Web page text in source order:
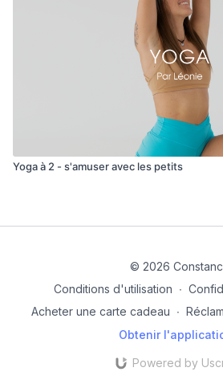
Yoga à 2 - s'amuser avec les petits
© 2026
Conditions d'utilisation ∙
Acheter une carte cadeau ∙
Obtenir
Powered by